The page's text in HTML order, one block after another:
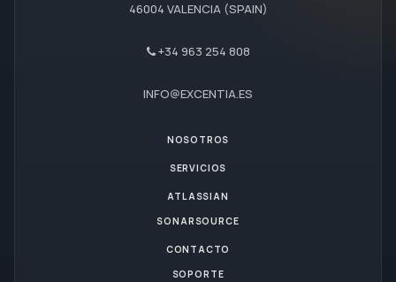
46004 VALENCIA (SPAIN)
+34 963 254 808
INFO@EXCENTIA.ES
NOSOTROS
SERVICIOS
ATLASSIAN
SONARSOURCE
CONTACTO
SOPORTE